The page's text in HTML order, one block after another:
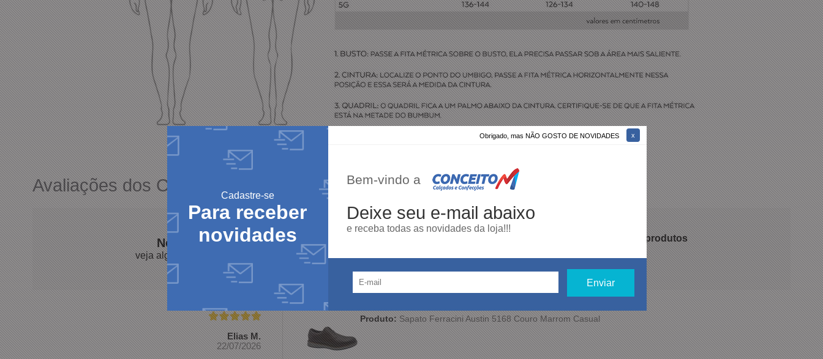
Obrigado, mas NÃO GOSTO DE NOVIDADES
Cadastre-se
Para receber
novidades
Bem-vindo a
Deixe seu e-mail abaixo
e receba todas as novidades da loja!!!
Avaliações dos Clientes
Nossos clientes falam por nós!
veja algumas avaliações de produtos da nossa loja.
dos clientes recomendam nossos produtos
Elias M.
22/07/2026
Produto:Sapato Ferracini Austin 5168 Couro Marrom Casual